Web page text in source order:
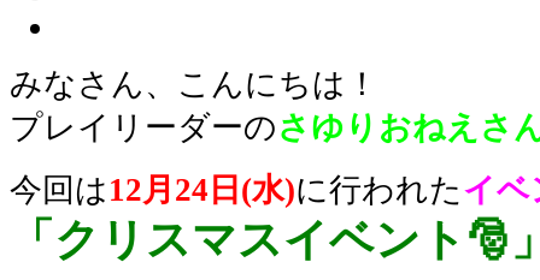
みなさん、こんにちは！
プレイリーダーのさゆりおねえさ
今回は12月24日(水)に行われたイベ
「クリスマスイベント🎅